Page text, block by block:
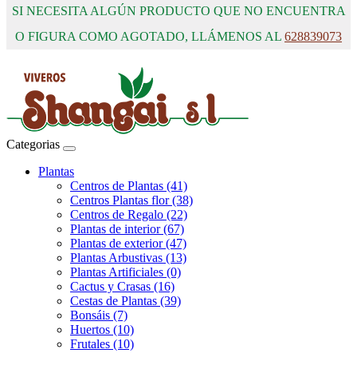
SI NECESITA ALGÚN PRODUCTO QUE NO ENCUENTRA
O FIGURA COMO AGOTADO, LLÁMENOS AL 628839073
Categorias
Plantas
Centros de Plantas (41)
Centros Plantas flor (38)
Centros de Regalo (22)
Plantas de interior (67)
Plantas de exterior (47)
Plantas Arbustivas (13)
Plantas Artificiales (0)
Cactus y Crasas (16)
Cestas de Plantas (39)
Bonsáis (7)
Huertos (10)
Frutales (10)